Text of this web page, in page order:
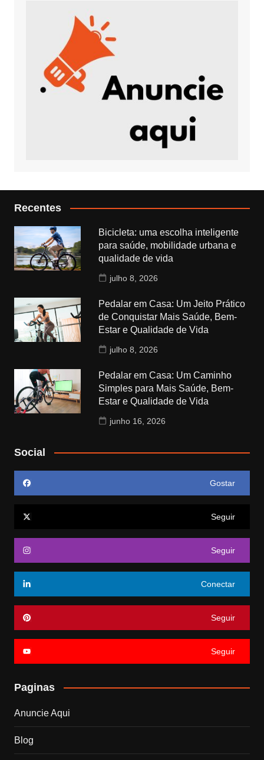
Recentes
Bicicleta: uma escolha inteligente
para saúde, mobilidade urbana e
qualidade de vida
julho 8, 2026
Pedalar em Casa: Um Jeito Prático
de Conquistar Mais Saúde, Bem-
Estar e Qualidade de Vida
julho 8, 2026
Pedalar em Casa: Um Caminho
Simples para Mais Saúde, Bem-
Estar e Qualidade de Vida
junho 16, 2026
Social
Gostar
Seguir
Seguir
Conectar
Seguir
Seguir
Paginas
Anuncie Aqui
Blog